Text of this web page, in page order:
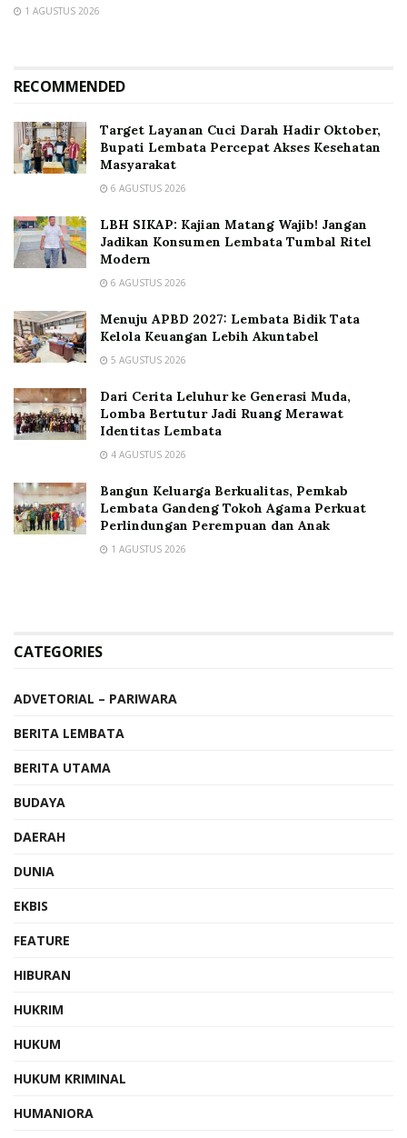
1 AGUSTUS 2026
RECOMMENDED
Target Layanan Cuci Darah Hadir Oktober,
Bupati Lembata Percepat Akses Kesehatan
Masyarakat
6 AGUSTUS 2026
LBH SIKAP: Kajian Matang Wajib! Jangan
Jadikan Konsumen Lembata Tumbal Ritel
Modern
6 AGUSTUS 2026
Menuju APBD 2027: Lembata Bidik Tata
Kelola Keuangan Lebih Akuntabel
5 AGUSTUS 2026
Dari Cerita Leluhur ke Generasi Muda,
Lomba Bertutur Jadi Ruang Merawat
Identitas Lembata
4 AGUSTUS 2026
Bangun Keluarga Berkualitas, Pemkab
Lembata Gandeng Tokoh Agama Perkuat
Perlindungan Perempuan dan Anak
1 AGUSTUS 2026
CATEGORIES
ADVETORIAL – PARIWARA
BERITA LEMBATA
BERITA UTAMA
BUDAYA
DAERAH
DUNIA
EKBIS
FEATURE
HIBURAN
HUKRIM
HUKUM
HUKUM KRIMINAL
HUMANIORA